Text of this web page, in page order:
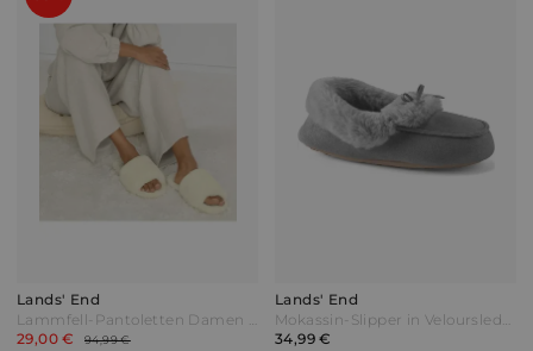
Lands' End
Lammfell-Pantoletten Damen Weiß by Lands' End
29,00 €
94,99 €
Lands' End
Mokassin-Slipper in Veloursleder-Optik Damen Grau by Lands' End
34,99 €